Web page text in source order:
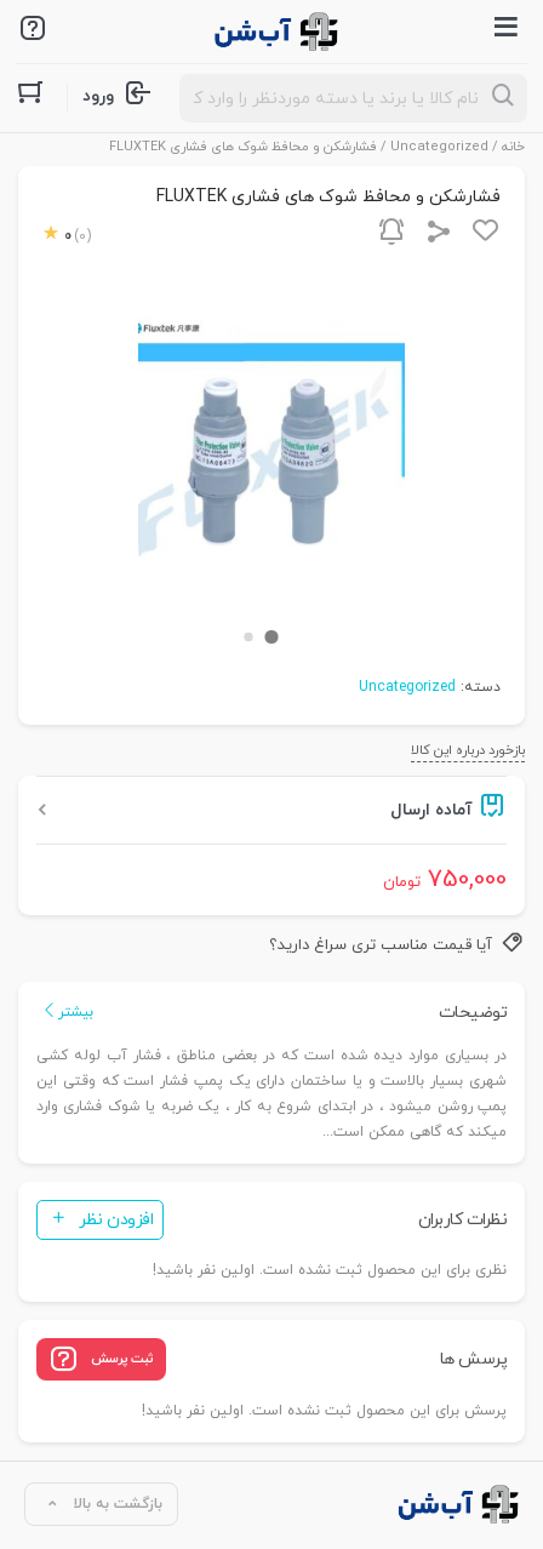
Products
search ورود
خانه /
Uncategorized / فشارشکن و محافظ شوک های فشاری FLUXTEK
فشارشکن و محافظ شوک های فشاری FLUXTEK
0 (0)
دسته: Uncategorized
بازخورد درباره این کالا
آماده ارسال
750,000 تومان
آیا قیمت مناسب تری سراغ دارید؟
توضیحات بیشتر
در بسیاری موارد دیده شده است که در بعضی مناطق ، فشار آب لوله کشی
شهری بسیار بالاست و یا ساختمان دارای یک پمپ فشار است که وقتی این
پمپ روشن میشود ، در ابتدای شروع به کار ، یک ضربه یا شوک فشاری وارد
میکند که گاهی ممکن است...
نظرات کاربران افزودن نظر
نظری برای این محصول ثبت نشده است. اولین نفر باشید!
پرسش ها ثبت پرسش
پرسش برای این محصول ثبت نشده است. اولین نفر باشید!
بازگشت به بالا